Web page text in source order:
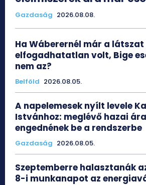
Gazdaság 2026.08.08.
Ha Wáberernél már a látszat
elfogadhatatlan volt, Bige
nem az?
Belföld 2026.08.05.
A napelemesek nyílt levele
Istvánhoz: meglévő hazai
engednének be a rendszerbe
Gazdaság 2026.08.05.
Szeptemberre halasztanák
8-i munkanapot az